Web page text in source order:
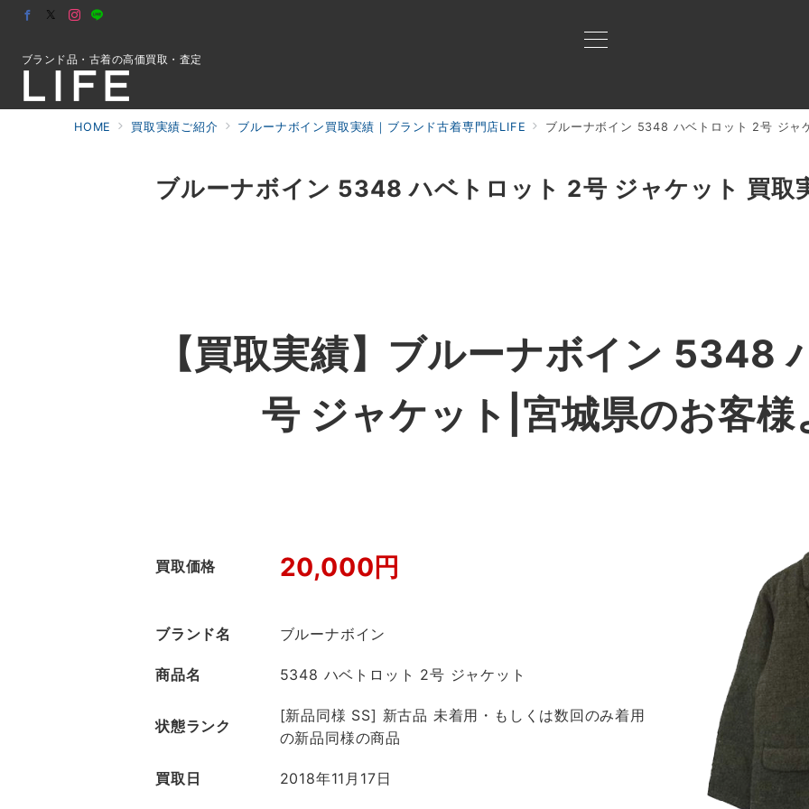
ブランド品・古着の高価買取・査定
HOME 買取実績ご紹介 ブルーナボイン買取実績｜ブランド古着専門店LIFE ブルーナボイン 5348 ハベトロット 2号 ジャ
ブルーナボイン 5348 ハベトロット 2号 ジャケット 買取
【買取実績】ブルーナボイン 5348
号 ジャケット|宮城県のお客様
買取価格 20,000円
ブランド名 ブルーナボイン
商品名 5348 ハベトロット 2号 ジャケット
状態ランク
[新品同様 SS] 新古品 未着用・もしくは数回のみ着用
の新品同様の商品
買取日 2018年11月17日